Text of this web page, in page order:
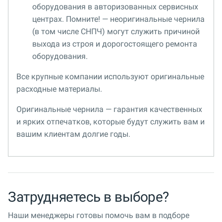
оборудования в авторизованных сервисных
центрах. Помните! — неоригинальные чернила
(в том числе СНПЧ) могут служить причиной
выхода из строя и дорогостоящего ремонта
оборудования.
Все крупные компании используют оригинальные
расходные материалы.
Оригинальные чернила — гарантия качественных
и ярких отпечатков, которые будут служить вам и
вашим клиентам долгие годы.
Затрудняетесь в выборе?
Наши менеджеры готовы помочь вам в подборе